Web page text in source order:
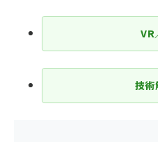
技術